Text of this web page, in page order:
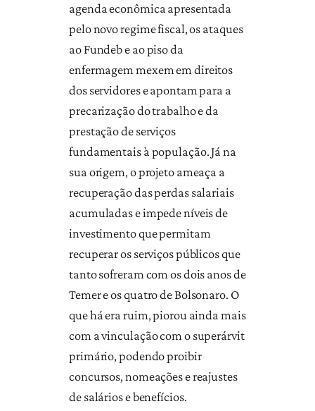
agenda econômica apresentada
pelo novo regime fiscal, os ataques
ao Fundeb e ao piso da
enfermagem mexem em direitos
dos servidores e apontam para a
precarização do trabalho e da
prestação de serviços
fundamentais à população. Já na
sua origem, o projeto ameaça a
recuperação das perdas salariais
acumuladas e impede níveis de
investimento que permitam
recuperar os serviços públicos que
tanto sofreram com os dois anos de
Temer e os quatro de Bolsonaro. O
que há era ruim, piorou ainda mais
com a vinculação com o superárvit
primário, podendo proibir
concursos, nomeações e reajustes
de salários e benefícios.